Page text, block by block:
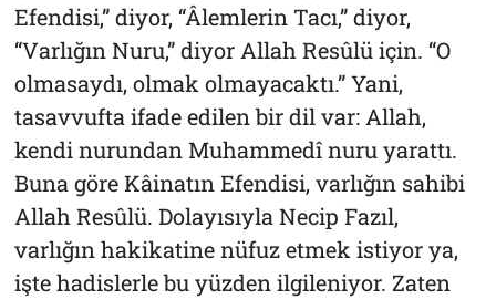
Efendisi,” diyor, “Âlemlerin Tacı,” diyor,
“Varlığın Nuru,” diyor Allah Resûlü için. “O
olmasaydı, olmak olmayacaktı.” Yani,
tasavvufta ifade edilen bir dil var: Allah,
kendi nurundan Muhammedî nuru yarattı.
Buna göre Kâinatın Efendisi, varlığın sahibi
Allah Resûlü. Dolayısıyla Necip Fazıl,
varlığın hakikatine nüfuz etmek istiyor ya,
işte hadislerle bu yüzden ilgileniyor. Zaten